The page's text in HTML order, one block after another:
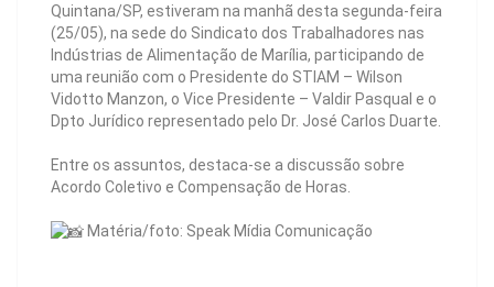
Quintana/SP, estiveram na manhã desta segunda-feira
(25/05), na sede do Sindicato dos Trabalhadores nas
Indústrias de Alimentação de Marília, participando de
uma reunião com o Presidente do STIAM – Wilson
Vidotto Manzon, o Vice Presidente – Valdir Pasqual e o
Dpto Jurídico representado pelo Dr. José Carlos Duarte.
Entre os assuntos, destaca-se a discussão sobre
Acordo Coletivo e Compensação de Horas.
Matéria/foto: Speak Mídia Comunicação